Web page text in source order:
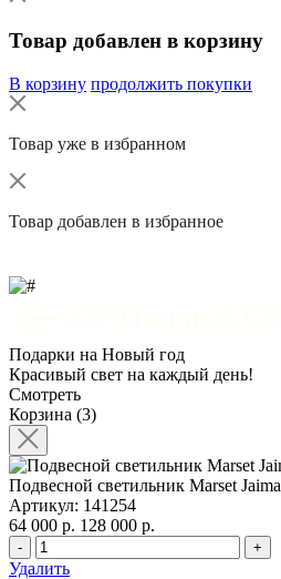
Товар добавлен в корзину
В корзину продолжить покупки
Товар уже в избранном
Товар добавлен в избранное
Подарки на Новый год
Красивый свет на каждый день!
Смотреть
Корзина (3)
Подвесной светильник Marset Jaima
Артикул: 141254
64 000 р. 128 000 р.
- +
Удалить